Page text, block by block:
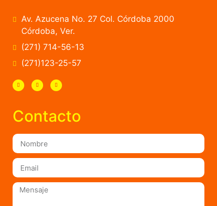
Av. Azucena No. 27 Col. Córdoba 2000
Córdoba, Ver.
(271) 714-56-13
(271)123-25-57
Contacto